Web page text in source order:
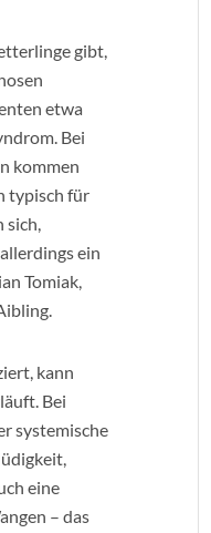
gibt,
etwa
Bei
kommen
typisch für
sich,
ein
Tomiak,
kann
Bei
systemische
eine
– das